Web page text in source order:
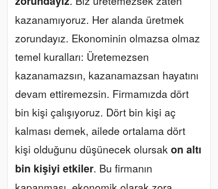
kazanamıyoruz. Her alanda üretmek
zorundayız. Ekonominin olmazsa olmaz
temel kuralları: Üretemezsen
kazanamazsın, kazanamazsan hayatını
devam ettiremezsin. Firmamızda dört
bin kişi çalışıyoruz. Dört bin kişi aç
kalması demek, ailede ortalama dört
kişi olduğunu düşünecek olursak on altı
bin kişiyi etkiler. Bu firmanın